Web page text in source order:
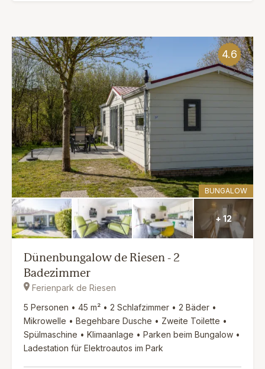
4.6
BUNGALOW
+ 12
Dünenbungalow de Riesen - 2
Badezimmer
Ferienpark de Riesen
5 Personen • 45 m² • 2 Schlafzimmer • 2 Bäder •
Mikrowelle • Begehbare Dusche • Zweite Toilette •
Spülmaschine • Klimaanlage • Parken beim Bungalow •
Ladestation für Elektroautos im Park